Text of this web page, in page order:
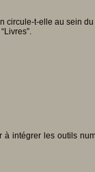
t-elle au sein
intégrer les outils